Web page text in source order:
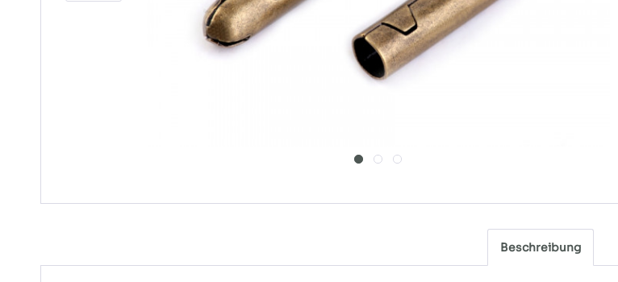
Beschreibung